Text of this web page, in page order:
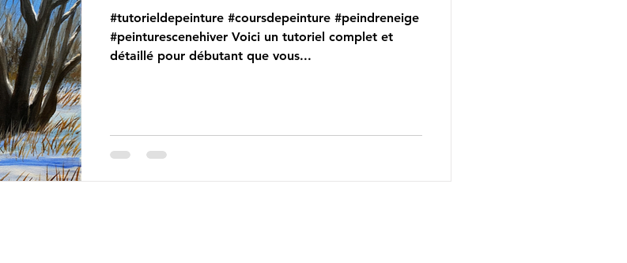
#tutorieldepeinture #coursdepeinture #peindreneige
#peinturescenehiver Voici un tutoriel complet et
détaillé pour débutant que vous...